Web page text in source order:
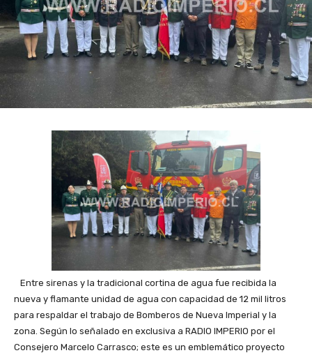
Entre sirenas y la tradicional cortina de agua fue recibida la
nueva y flamante unidad de agua con capacidad de 12 mil litros
para respaldar el trabajo de Bomberos de Nueva Imperial y la
zona. Según lo señalado en exclusiva a RADIO IMPERIO por el
Consejero Marcelo Carrasco; este es un emblemático proyecto